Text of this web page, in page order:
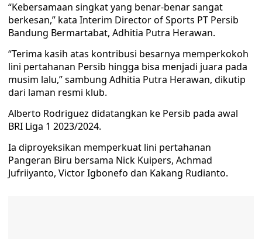
“Kebersamaan singkat yang benar-benar sangat
berkesan,” kata Interim Director of Sports PT Persib
Bandung Bermartabat, Adhitia Putra Herawan.
“Terima kasih atas kontribusi besarnya memperkokoh
lini pertahanan Persib hingga bisa menjadi juara pada
musim lalu,” sambung Adhitia Putra Herawan, dikutip
dari laman resmi klub.
Alberto Rodriguez didatangkan ke Persib pada awal
BRI Liga 1 2023/2024.
Ia diproyeksikan memperkuat lini pertahanan
Pangeran Biru bersama Nick Kuipers, Achmad
Jufriiyanto, Victor Igbonefo dan Kakang Rudianto.